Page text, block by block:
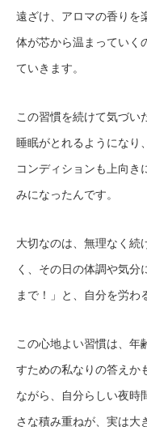
遠ざけ、アロマの香りを
体が芯から温まっていく
ていきます。
この習慣を続けて気づい
睡眠がとれるようになり
コンディションも上向き
みになったんです。
大切なのは、無理なく続
く、その日の体調や気分
まで！」と、自分を労わ
この心地よい習慣は、年
すための私なりの答えか
ながら、自分らしい夜時
さな積み重ねが、実は大